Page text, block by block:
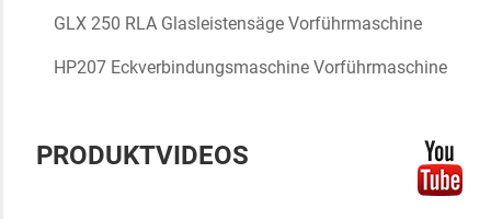
GLX 250 RLA Glasleistensäge Vorführmaschine
HP207 Eckverbindungsmaschine Vorführmaschine
PRODUKTVIDEOS